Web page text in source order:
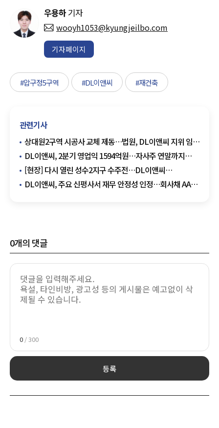
우용하기자
wooyh1053@kyungjeilbo.com
기자페이지
#압구정5구역 #DL이앤씨 #재건축
관련기사
상대원2구역 시공사 교체 제동…법원, DL이앤씨 지위 임시
인정
DL이앤씨, 2분기 영업익 1594억원…자사주 연말까지
555억원 매입
[현장] 다시 열린 성수2지구 수주전…DL이앤씨
·IPARK현산 현장설명회 참석
DL이앤씨, 주요 신평사서 재무 안정성 인정…회사채 AA-·
0개의 댓글
0 / 300
등록